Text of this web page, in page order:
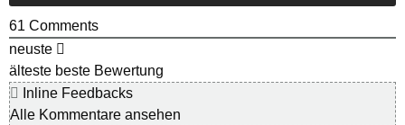
61 Comments
neuste
älteste beste Bewertung
Inline Feedbacks
Alle Kommentare ansehen